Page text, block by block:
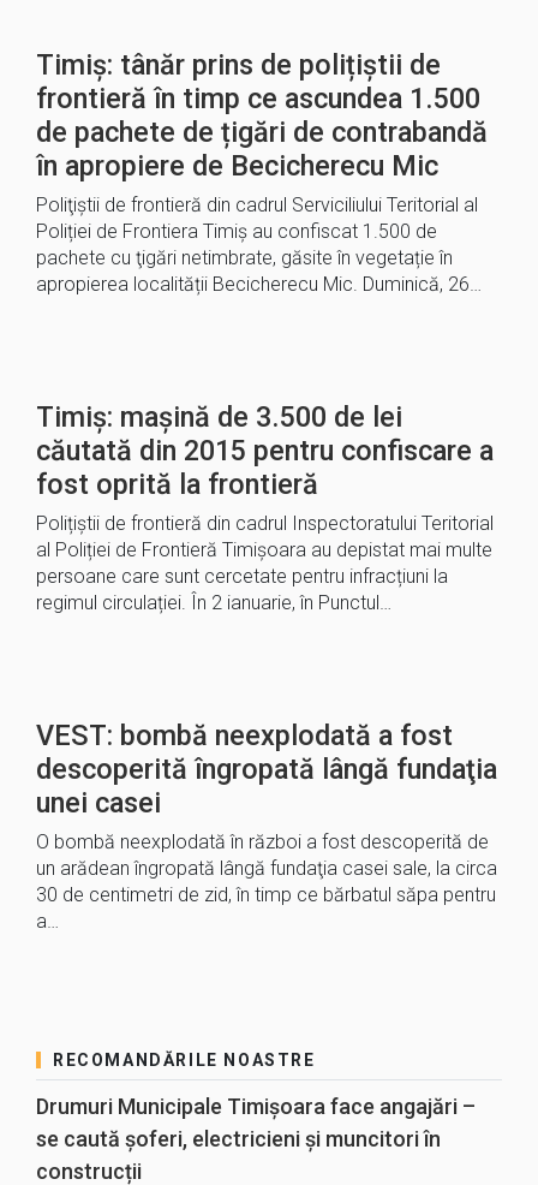
Timiș: tânăr prins de polițiștii de
frontieră în timp ce ascundea 1.500
de pachete de țigări de contrabandă
în apropiere de Becicherecu Mic
Poliţiştii de frontieră din cadrul Serviciliului Teritorial al
Poliției de Frontiera Timiș au confiscat 1.500 de
pachete cu ţigări netimbrate, găsite în vegetație în
apropierea localității Becicherecu Mic. Duminică, 26…
Timiș: mașină de 3.500 de lei
căutată din 2015 pentru confiscare a
fost oprită la frontieră
Polițiștii de frontieră din cadrul Inspectoratului Teritorial
al Poliției de Frontieră Timișoara au depistat mai multe
persoane care sunt cercetate pentru infracțiuni la
regimul circulației. În 2 ianuarie, în Punctul…
VEST: bombă neexplodată a fost
descoperită îngropată lângă fundaţia
unei casei
O bombă neexplodată în război a fost descoperită de
un arădean îngropată lângă fundaţia casei sale, la circa
30 de centimetri de zid, în timp ce bărbatul săpa pentru
a…
RECOMANDĂRILE NOASTRE
Drumuri Municipale Timișoara face angajări –
se caută șoferi, electricieni și muncitori în
construcții